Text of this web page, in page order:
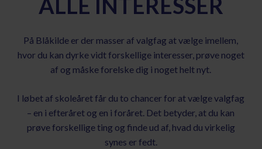
ALLE INTERESSER
På Blåkilde er der masser af valgfag at vælge imellem,
hvor du kan dyrke vidt forskellige interesser, prøve noget
af og måske forelske dig i noget helt nyt.
I løbet af skoleåret får du to chancer for at vælge valgfag
– en i efteråret og en i foråret. Det betyder, at du kan
prøve forskellige ting og finde ud af, hvad du virkelig
synes er fedt.